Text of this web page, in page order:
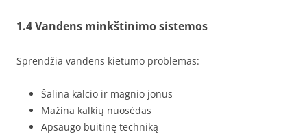
1.4 Vandens minkštinimo sistemos
Sprendžia vandens kietumo problemas:
Šalina kalcio ir magnio jonus
Mažina kalkių nuosėdas
Apsaugo buitinę techniką